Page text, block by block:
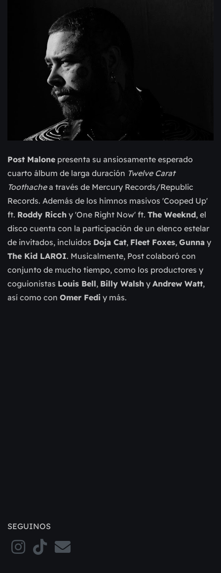
Post Malone presenta su ansiosamente esperado
cuarto álbum de larga duración Twelve Carat
Toothachea través de Mercury Records/Republic
Records. Además de los himnos masivos 'Cooped Up'
ft. Roddy Ricch y 'One Right Now' ft. The Weeknd, el
disco cuenta con la participación de un elenco estelar
de invitados, incluidos Doja Cat, Fleet Foxes, Gunna y
The Kid LAROI. Musicalmente, Post colaboró con
conjunto de mucho tiempo, como los productores y
coguionistas Louis Bell, Billy Walsh y Andrew Watt,
así como con Omer Fedi y más.
SEGUINOS